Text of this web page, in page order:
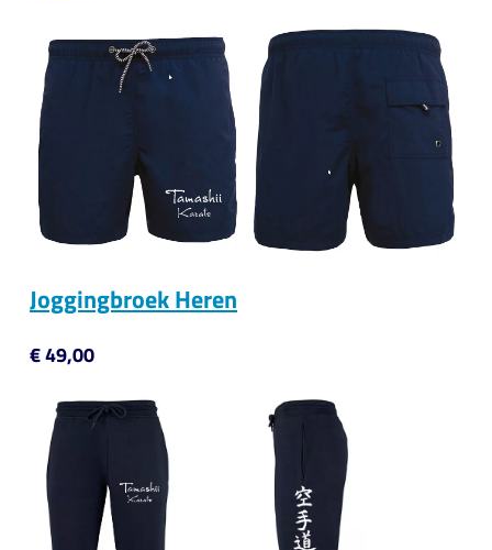
Joggingbroek Heren
€ 49,00